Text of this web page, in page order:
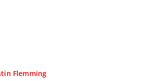
Flemming